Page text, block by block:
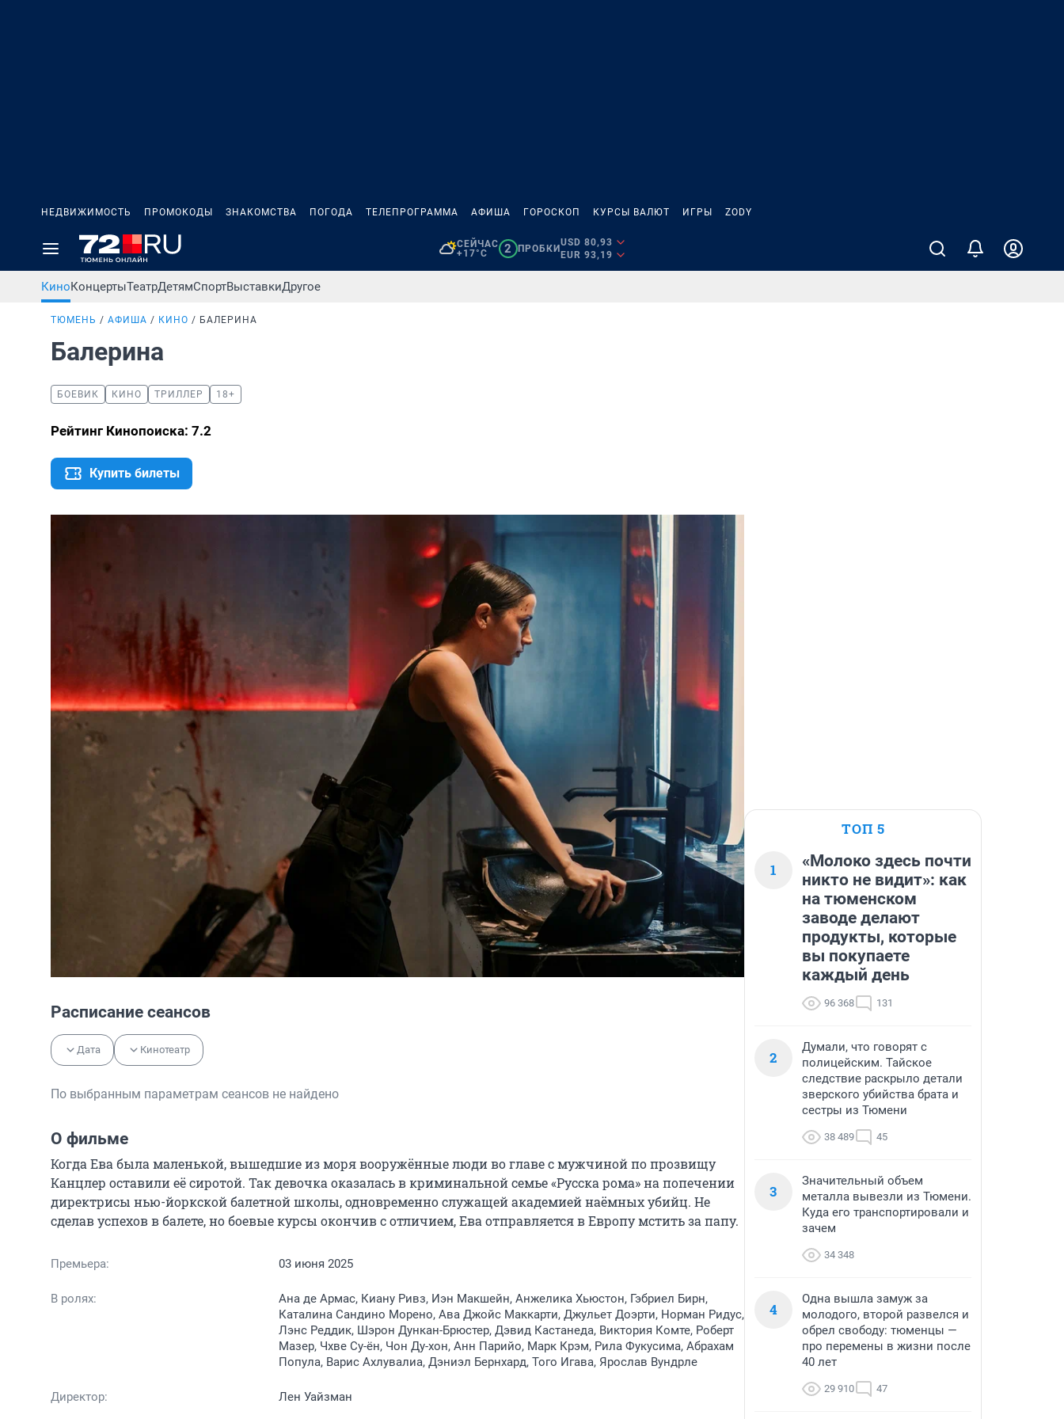
НЕДВИЖИМОСТЬ ПРОМОКОДЫ ЗНАКОМСТВА ПОГОДА ТЕЛЕПРОГРАММА АФИША ГОРОСКОП КУРСЫ ВАЛЮТ ИГРЫ ZODY
СЕЙЧАС
+17°C
2 ПРОБКИ
USD 80,93
EUR 93,19
КиноКонцертыТеатрДетямСпортВыставкиДругое
ТЮМЕНЬ АФИША КИНО БАЛЕРИНА
Балерина
БОЕВИК КИНО ТРИЛЛЕР 18+
Рейтинг Кинопоиска: 7.2
Купить билеты
Расписание сеансов
Дата Кинотеатр
По выбранным параметрам сеансов не найдено
О фильме
Когда Ева была маленькой, вышедшие из моря вооружённые люди во главе с мужчиной по прозвищу
Канцлер оставили её сиротой. Так девочка оказалась в криминальной семье «Русска рома» на попечении
директрисы нью-йоркской балетной школы, одновременно служащей академией наёмных убийц. Не
сделав успехов в балете, но боевые курсы окончив с отличием, Ева отправляется в Европу мстить за папу.
Премьера: 03 июня 2025
В ролях:
Ана де Армас, Киану Ривз, Иэн Макшейн, Анжелика Хьюстон, Гэбриел Бирн,
Каталина Сандино Морено, Ава Джойс Маккарти, Джульет Доэрти, Норман Ридус,
Лэнс Реддик, Шэрон Дункан-Брюстер, Дэвид Кастанеда, Виктория Комте, Роберт
Мазер, Чхве Су-ён, Чон Ду-хон, Анн Парийо, Марк Крэм, Рила Фукусима, Абрахам
Попула, Варис Ахлувалиа, Дэниэл Бернхард, Того Игава, Ярослав Вундрле
Директор: Лен Уайзман
ТОП 5
1
«Молоко здесь почти
никто не видит»: как
на тюменском
заводе делают
продукты, которые
вы покупаете
каждый день
96 368 131
2
Думали, что говорят с
полицейским. Тайское
следствие раскрыло детали
зверского убийства брата и
сестры из Тюмени
38 489 45
3
Значительный объем
металла вывезли из Тюмени.
Куда его транспортировали и
зачем
34 348
4
Одна вышла замуж за
молодого, второй развелся и
обрел свободу: тюменцы —
про перемены в жизни после
40 лет
29 910 47